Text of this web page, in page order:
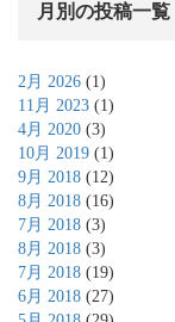
月別の投稿一覧
2月 2026 (1)
11月 2023 (1)
4月 2020 (3)
10月 2019 (1)
9月 2018 (12)
8月 2018 (16)
7月 2018 (3)
8月 2018 (3)
7月 2018 (19)
6月 2018 (27)